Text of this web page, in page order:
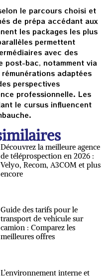
Découvrez la meilleure agence
de téléprospection en 2026 :
Velyo, Recom, A3COM et plus
encore
Guide des tarifs pour le
transport de vehicule sur
camion : Comparez les
meilleures offres
L’environnement interne et
le parcours choisi et
de prépa accédant aux
les packages les plus
permettent
avec des
post-bac, notamment via
adaptées
perspectives
professionnelle. Les
le cursus influencent